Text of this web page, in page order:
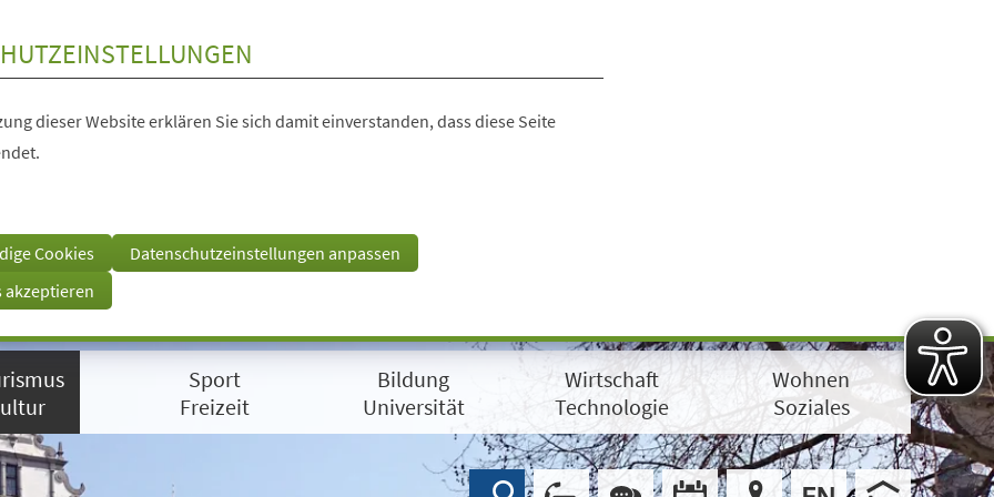
dieser Website erklären Sie sich damit einverstanden, dass diese Seite
Cookies
Datenschutzeinstellungen anpassen
akzeptieren
Sport
Freizeit
Bildung
Universität
Wirtschaft
Technologie
Wohnen
Soziales